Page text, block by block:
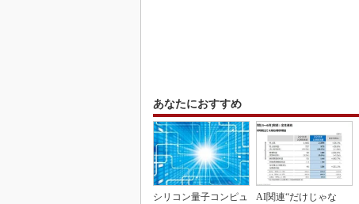
あなたにおすすめ
シリコン量子コンピュ
AI関連“だけじゃな